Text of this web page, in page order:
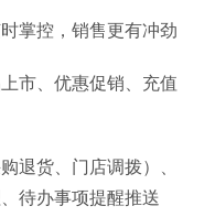
掌控，销售更有冲劲
市、优惠促销、充值
退货、门店调拨）、
待办事项提醒推送